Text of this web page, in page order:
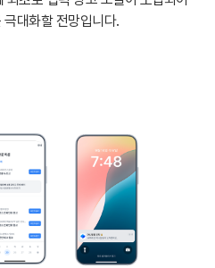
대화할 전망입니다.